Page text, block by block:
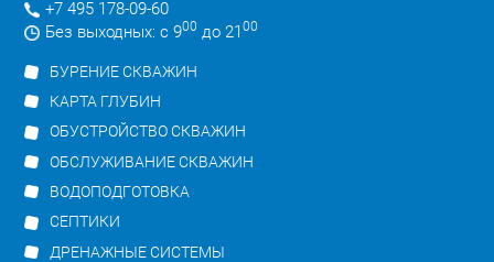
+7 495 178-09-60
Без выходных: с 900 до 21 00
БУРЕНИЕ СКВАЖИН
КАРТА ГЛУБИН
ОБУСТРОЙСТВО СКВАЖИН
ОБСЛУЖИВАНИЕ СКВАЖИН
ВОДОПОДГОТОВКА
СЕПТИКИ
ДРЕНАЖНЫЕ СИСТЕМЫ